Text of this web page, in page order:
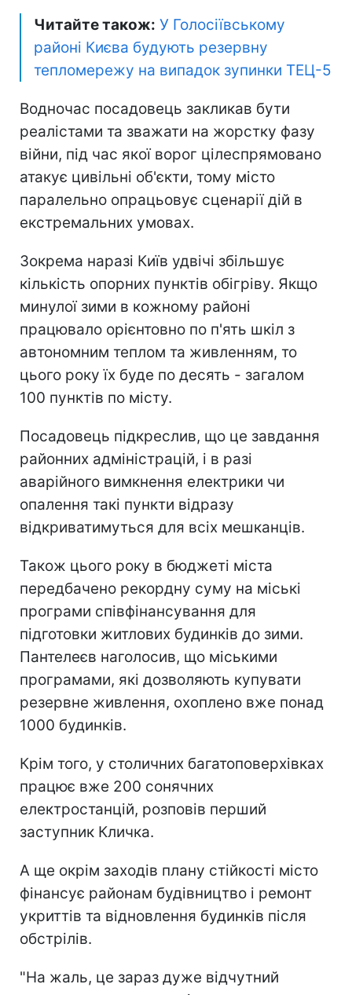
Читайте також: У Голосіївському
районі Києва будують ️резервну
тепломережу на випадок зупинки ТЕЦ-5
Водночас посадовець закликав бути
реалістами та зважати на жорстку фазу
війни, під час якої ворог цілеспрямовано
атакує цивільні об'єкти, тому місто
паралельно опрацьовує сценарії дій в
екстремальних умовах.
Зокрема наразі Київ удвічі збільшує
кількість опорних пунктів обігріву. Якщо
минулої зими в кожному районі
працювало орієнтовно по п'ять шкіл з
автономним теплом та живленням, то
цього року їх буде по десять - загалом
100 пунктів по місту.
Посадовець підкреслив, що це завдання
районних адміністрацій, і в разі
аварійного вимкнення електрики чи
опалення такі пункти відразу
відкриватимуться для всіх мешканців.
Також цього року в бюджеті міста
передбачено рекордну суму на міські
програми співфінансування для
підготовки житлових будинків до зими.
Пантелеєв наголосив, що міськими
програмами, які дозволяють купувати
резервне живлення, охоплено вже понад
1000 будинків.
Крім того, у столичних багатоповерхівках
працює вже 200 сонячних
електростанцій, розповів перший
заступник Кличка.
А ще окрім заходів плану стійкості місто
фінансує районам будівництво і ремонт
укриттів та відновлення будинків після
обстрілів.
"На жаль, це зараз дуже відчутний